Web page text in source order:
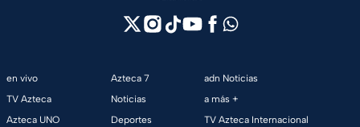
en vivo
TV Azteca
Azteca UNO
Azteca 7
Noticias
Deportes
adn Noticias
a más +
TV Azteca Internacional